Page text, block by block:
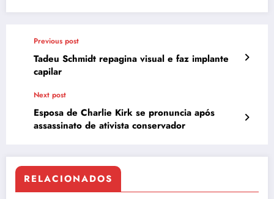
Previous post
Tadeu Schmidt repagina visual e faz implante
capilar
Next post
Esposa de Charlie Kirk se pronuncia após
assassinato de ativista conservador
RELACIONADOS